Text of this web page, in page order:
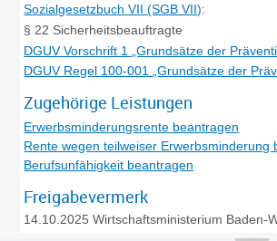
Sozialgesetzbuch VII (SGB VII):
§ 22 Sicherheitsbeauftragte
DGUV Vorschrift 1 „Grundsätze der
DGUV Regel 100-001 „Grundsätze der
Zugehörige Leistungen
Erwerbsminderungsrente beantragen
Rente wegen teilweiser Erwerbsminderung
Berufsunfähigkeit beantragen
Freigabevermerk
14.10.2025 Wirtschaftsministerium Baden-